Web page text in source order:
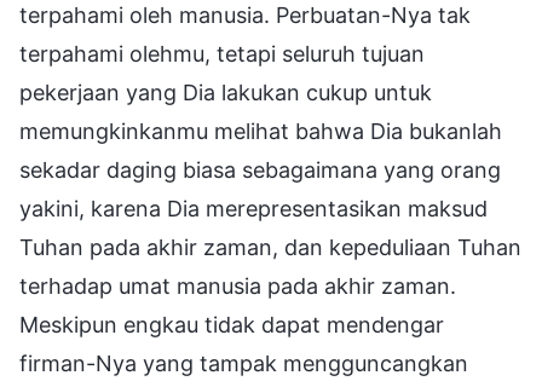
terpahami oleh manusia. Perbuatan-Nya tak
terpahami olehmu, tetapi seluruh tujuan
pekerjaan yang Dia lakukan cukup untuk
memungkinkanmu melihat bahwa Dia bukanlah
sekadar daging biasa sebagaimana yang orang
yakini, karena Dia merepresentasikan maksud
Tuhan pada akhir zaman, dan kepeduliaan Tuhan
terhadap umat manusia pada akhir zaman.
Meskipun engkau tidak dapat mendengar
firman-Nya yang tampak mengguncangkan